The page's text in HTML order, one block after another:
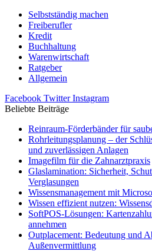
Selbstständig machen
Freiberufler
Kredit
Buchhaltung
Warenwirtschaft
Ratgeber
Allgemein
Facebook Twitter Instagram
Beliebte Beiträge
Reinraum-Förderbänder für
Rohrleitungsplanung – der
und zuverlässigen Anlagen
Imagefilm für die Zahnarztpraxis
Glaslamination: Sicherheit,
Verglasungen
Wissensmanagement mit
Wissen effizient nutzen:
SoftPOS-Lösungen:
annehmen
Outplacement: Bedeutung und
Außenvermittlung